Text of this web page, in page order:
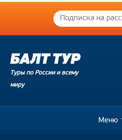
Туры по России и всему
миру
Меню